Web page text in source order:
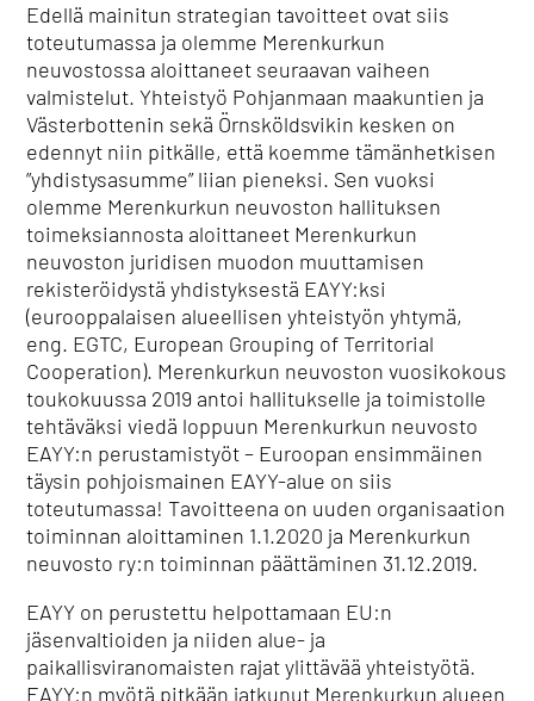
Edellä mainitun strategian tavoitteet ovat siis
toteutumassa ja olemme Merenkurkun
neuvostossa aloittaneet seuraavan vaiheen
valmistelut. Yhteistyö Pohjanmaan maakuntien ja
Västerbottenin sekä Örnsköldsvikin kesken on
edennyt niin pitkälle, että koemme tämänhetkisen
”yhdistysasumme” liian pieneksi. Sen vuoksi
olemme Merenkurkun neuvoston hallituksen
toimeksiannosta aloittaneet Merenkurkun
neuvoston juridisen muodon muuttamisen
rekisteröidystä yhdistyksestä EAYY:ksi
(eurooppalaisen alueellisen yhteistyön yhtymä,
eng. EGTC, European Grouping of Territorial
Cooperation). Merenkurkun neuvoston vuosikokous
toukokuussa 2019 antoi hallitukselle ja toimistolle
tehtäväksi viedä loppuun Merenkurkun neuvosto
EAYY:n perustamistyöt – Euroopan ensimmäinen
täysin pohjoismainen EAYY-alue on siis
toteutumassa! Tavoitteena on uuden organisaation
toiminnan aloittaminen 1.1.2020 ja Merenkurkun
neuvosto ry:n toiminnan päättäminen 31.12.2019.
EAYY on perustettu helpottamaan EU:n
jäsenvaltioiden ja niiden alue- ja
paikallisviranomaisten rajat ylittävää yhteistyötä.
EAYY:n myötä pitkään jatkunut Merenkurkun alueen